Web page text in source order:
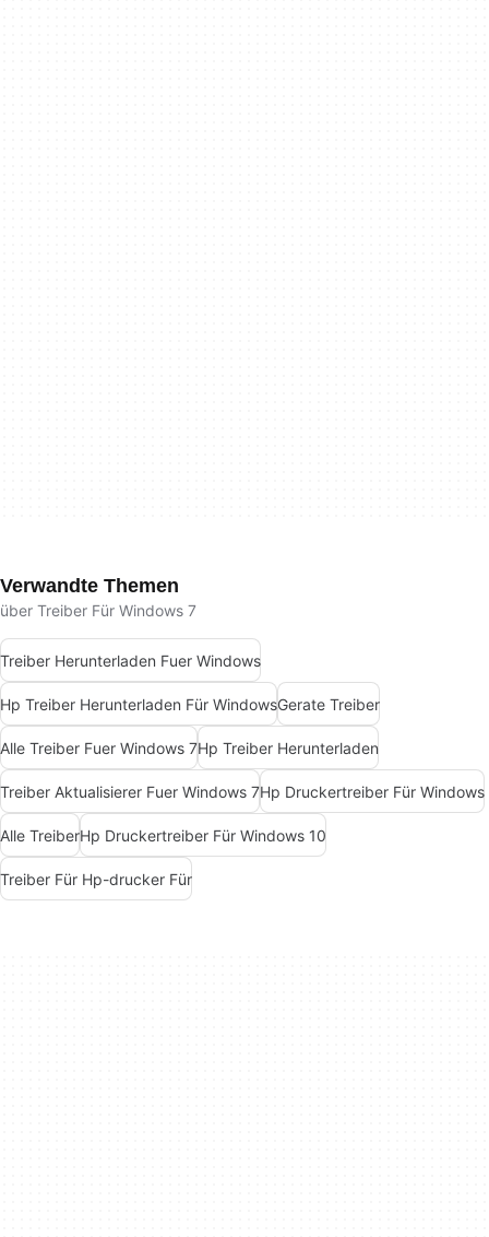
Verwandte Themen
über Treiber Für Windows 7
Treiber Herunterladen Fuer Windows
Hp Treiber Herunterladen Für WindowsGerate Treiber
Alle Treiber Fuer Windows 7Hp Treiber Herunterladen
Treiber Aktualisierer Fuer Windows 7Hp Druckertreiber Für Windows
Alle TreiberHp Druckertreiber Für Windows 10
Treiber Für Hp-drucker Für